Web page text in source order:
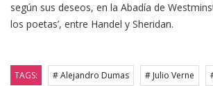
según sus deseos, en la Abadía de
los poetas’, entre Handel y Sheridan.
TAGS: # Alejandro Dumas # Julio Verne